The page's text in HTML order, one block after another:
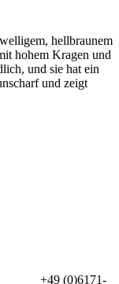
+49 (0)6171-